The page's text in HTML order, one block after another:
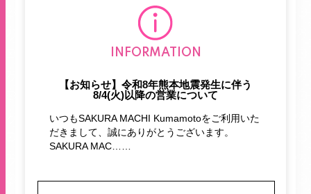
施設案内・サービス
営業時間・交通情報
関連情報
INFORMATION
【お知らせ】令和8年熊本地震発生に伴う
8/4(火)以降の営業について
いつもSAKURA MACHI Kumamotoをご利用いた
だきまして、誠にありがとうございます。
SAKURA MAC……